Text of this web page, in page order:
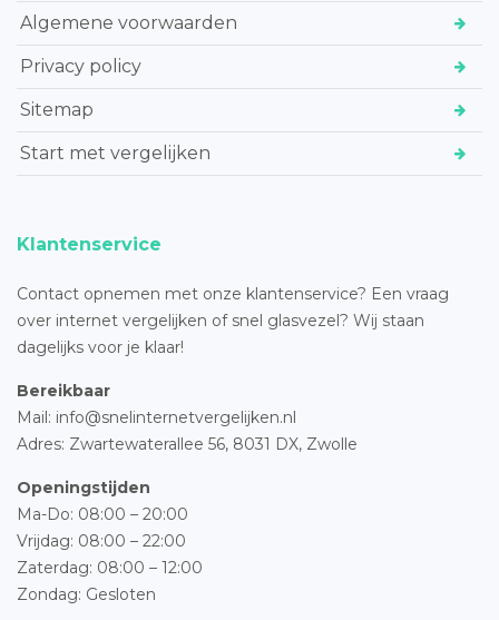
Algemene voorwaarden
Privacy policy
Sitemap
Start met vergelijken
Klantenservice
Contact opnemen met onze klantenservice? Een vraag
over internet vergelijken of snel glasvezel? Wij staan
dagelijks voor je klaar!
Bereikbaar
Mail: info@snelinternetvergelijken.nl
Adres: Zwartewaterallee 56, 8031 DX, Zwolle
Openingstijden
Ma-Do: 08:00 – 20:00
Vrijdag: 08:00 – 22:00
Zaterdag: 08:00 – 12:00
Zondag: Gesloten